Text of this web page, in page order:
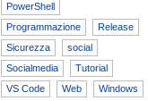
PowerShell
Programmazione
Release
Sicurezza
social
Socialmedia
Tutorial
VS Code
Web Windows